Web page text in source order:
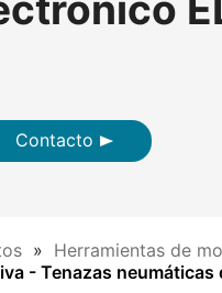
Contacto
Herramientas de
- Tenazas